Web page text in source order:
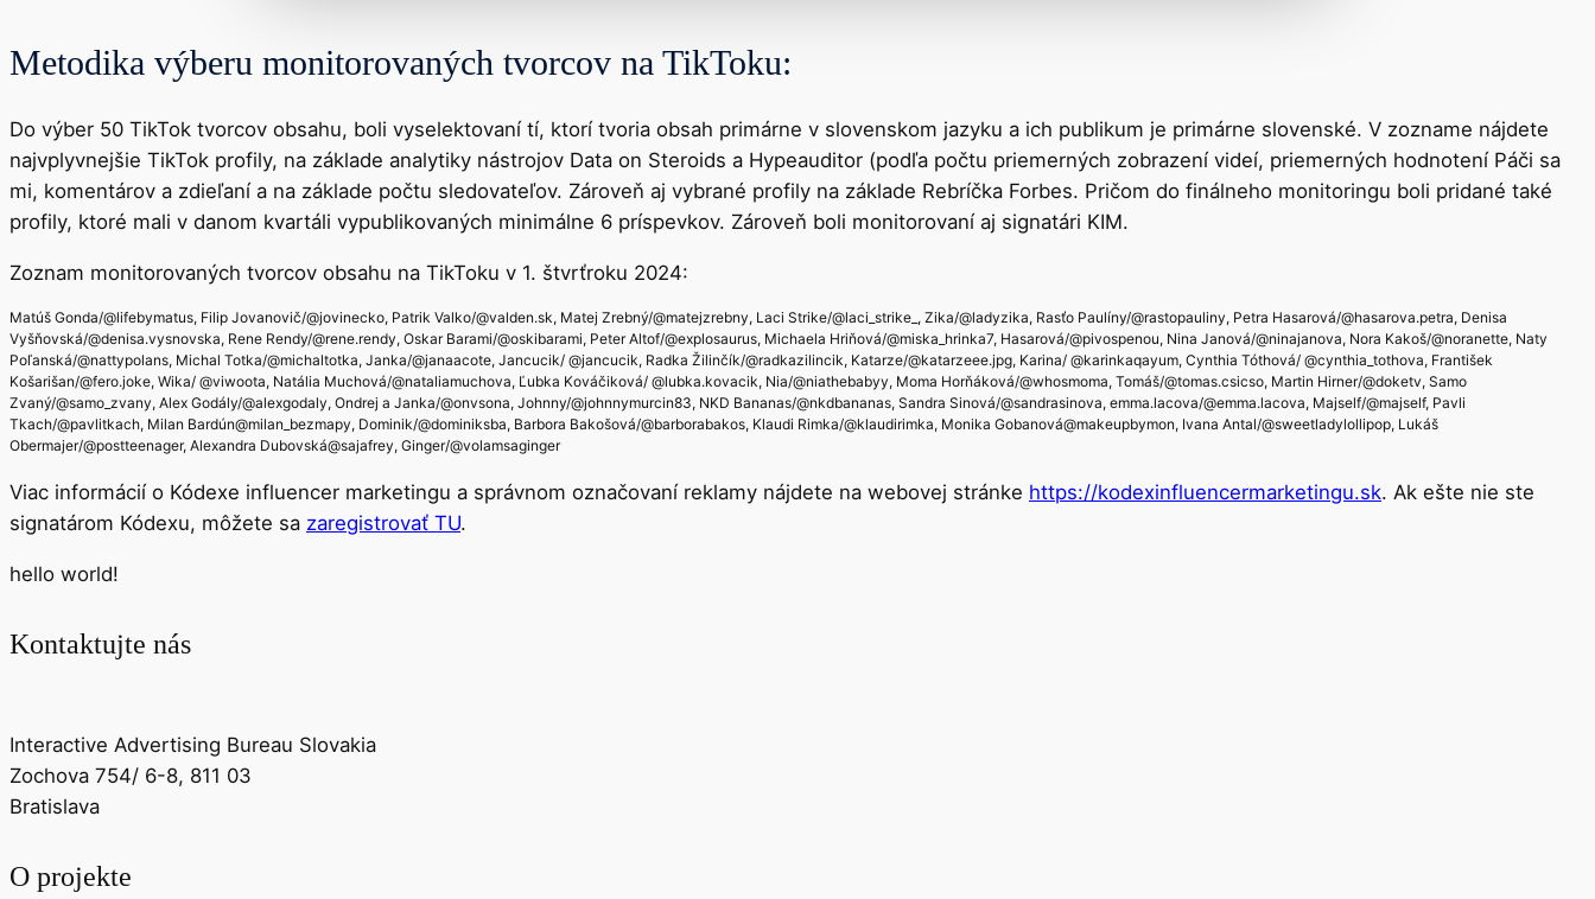
Metodika výberu monitorovaných tvorcov na TikToku:
Do výber 50 TikTok tvorcov obsahu, boli vyselektovaní tí, ktorí tvoria obsah primárne v slovenskom jazyku a ich publikum je primárne slovenské. V zozname nájdete
najvplyvnejšie TikTok profily, na základe analytiky nástrojov Data on Steroids a Hypeauditor (podľa počtu priemerných zobrazení videí, priemerných hodnotení Páči sa
mi, komentárov a zdieľaní a na základe počtu sledovateľov. Zároveň aj vybrané profily na základe Rebríčka Forbes. Pričom do finálneho monitoringu boli pridané také
profily, ktoré mali v danom kvartáli vypublikovaných minimálne 6 príspevkov. Zároveň boli monitorovaní aj signatári KIM.
Zoznam monitorovaných tvorcov obsahu na TikToku v 1. štvrťroku 2024:
Matúš Gonda/@lifebymatus, Filip Jovanovič/@jovinecko, Patrik Valko/@valden.sk, Matej Zrebný/@matejzrebny, Laci Strike/@laci_strike_, Zika/@ladyzika, Rasťo Paulíny/@rastopauliny, Petra Hasarová/@hasarova.petra, Denisa
Vyšňovská/@denisa.vysnovska, Rene Rendy/@rene.rendy, Oskar Barami/@oskibarami, Peter Altof/@explosaurus, Michaela Hriňová/@miska_hrinka7, Hasarová/@pivospenou, Nina Janová/@ninajanova, Nora Kakoš/@noranette, Naty
Poľanská/@nattypolans, Michal Totka/@michaltotka, Janka/@janaacote, Jancucik/ @jancucik, Radka Žilinčík/@radkazilincik, Katarze/@katarzeee.jpg, Karina/ @karinkaqayum, Cynthia Tóthová/ @cynthia_tothova, František
Košarišan/@fero.joke, Wika/ @viwoota, Natália Muchová/@nataliamuchova, Ľubka Kováčiková/ @lubka.kovacik, Nia/@niathebabyy, Moma Horňáková/@whosmoma, Tomáš/@tomas.csicso, Martin Hirner/@doketv, Samo
Zvaný/@samo_zvany, Alex Godály/@alexgodaly, Ondrej a Janka/@onvsona, Johnny/@johnnymurcin83, NKD Bananas/@nkdbananas, Sandra Sinová/@sandrasinova, emma.lacova/@emma.lacova, Majself/@majself, Pavli
Tkach/@pavlitkach, Milan Bardún@milan_bezmapy, Dominik/@dominiksba, Barbora Bakošová/@barborabakos, Klaudi Rimka/@klaudirimka, Monika Gobanová@makeupbymon, Ivana Antal/@sweetladylollipop, Lukáš
Obermajer/@postteenager, Alexandra Dubovská@sajafrey, Ginger/@volamsaginger
Viac informácií o Kódexe influencer marketingu a správnom označovaní reklamy nájdete na webovej stránke https://kodexinfluencermarketingu.sk. Ak ešte nie ste
signatárom Kódexu, môžete sa zaregistrovať TU.
hello world!
Kontaktujte nás
Interactive Advertising Bureau Slovakia
Zochova 754/ 6-8, 811 03
Bratislava
O projekte